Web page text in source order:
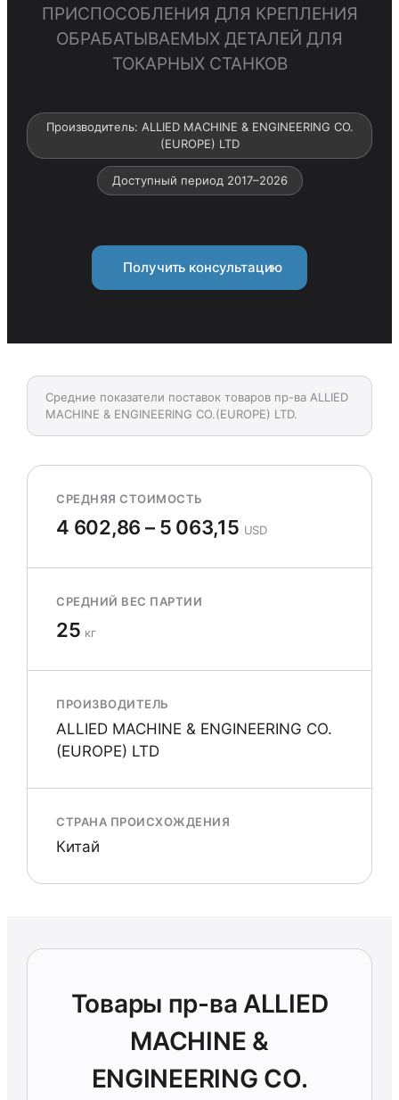
ПРИСПОСОБЛЕНИЯ ДЛЯ КРЕПЛЕНИЯ
ОБРАБАТЫВАЕМЫХ ДЕТАЛЕЙ ДЛЯ
ТОКАРНЫХ СТАНКОВ
Производитель: ALLIED MACHINE & ENGINEERING CO.
(EUROPE) LTD
Доступный период 2017–2026
Получить консультацию
Средние показатели поставок товаров пр-ва ALLIED
MACHINE & ENGINEERING CO.(EUROPE) LTD.
СРЕДНЯЯ СТОИМОСТЬ
4 602,86 – 5 063,15 USD
СРЕДНИЙ ВЕС ПАРТИИ
25 кг
ПРОИЗВОДИТЕЛЬ
ALLIED MACHINE & ENGINEERING CO.
(EUROPE) LTD
СТРАНА ПРОИСХОЖДЕНИЯ
Китай
Товары пр-ва ALLIED
MACHINE &
ENGINEERING CO.